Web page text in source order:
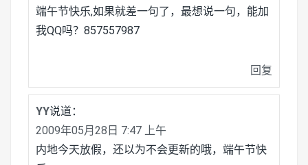
端午节快乐,如果就差一句了，最想说一句，能加
我QQ吗？857557987
回复
YY说道：
2009年05月28日 7:47 上午
内地今天放假，还以为不会更新的哦，端午节快